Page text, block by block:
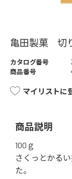
亀田製菓 切
カタログ番号
商品番号
マイリストに
商品説明
100ｇ
さくっとかる
た。